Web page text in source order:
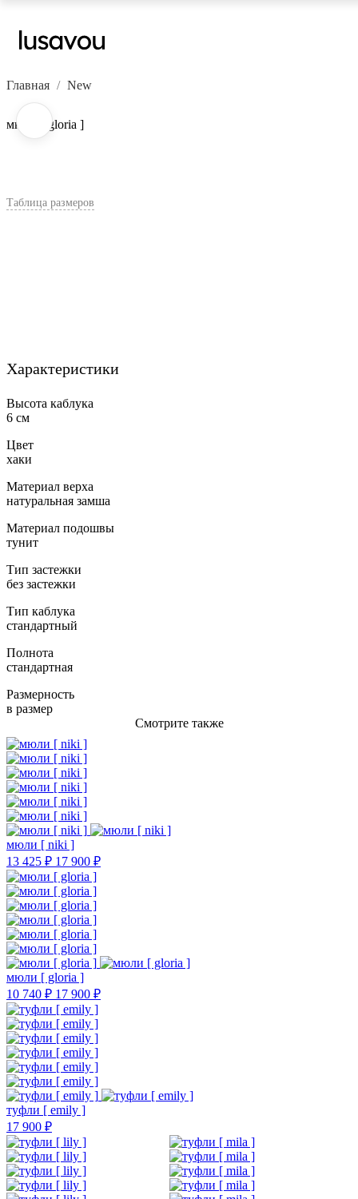
Главная New
мюли [ gloria ]
Таблица размеров
Характеристики
Высота каблука
6 см
Цвет
хаки
Материал верха
натуральная замша
Материал подошвы
тунит
Тип застежки
без застежки
Тип каблука
стандартный
Полнота
стандартная
Размерность
в размер
Смотрите также
мюли [ niki ]
13 425 ₽ 17 900 ₽
мюли [ gloria ]
10 740 ₽ 17 900 ₽
туфли [ emily ]
17 900 ₽